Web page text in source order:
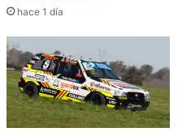
hace 1 día